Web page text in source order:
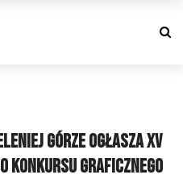
Górze ogłasza XV
Konkursu Graficznego